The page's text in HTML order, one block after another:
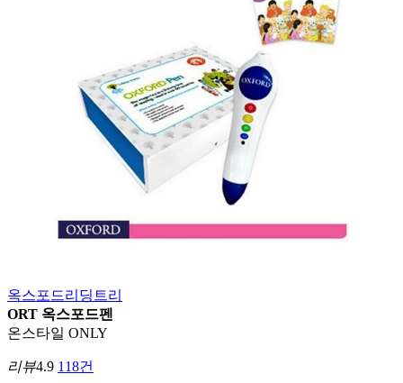
옥스포드리딩트리
ORT 옥스포드펜
온스타일 ONLY
리뷰4.9 118건